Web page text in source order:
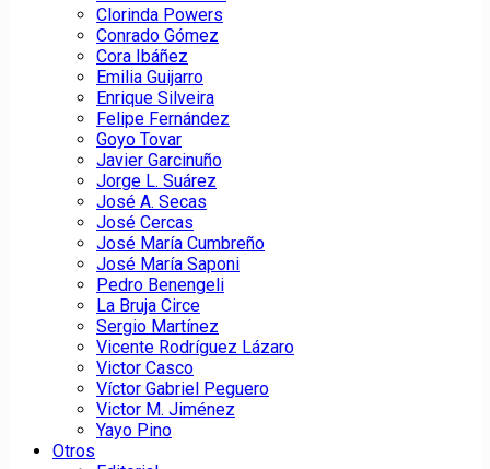
Clorinda Powers
Conrado Gómez
Cora Ibáñez
Emilia Guijarro
Enrique Silveira
Felipe Fernández
Goyo Tovar
Javier Garcinuño
Jorge L. Suárez
José A. Secas
José Cercas
José María Cumbreño
José María Saponi
Pedro Benengeli
La Bruja Circe
Sergio Martínez
Vicente Rodríguez Lázaro
Victor Casco
Víctor Gabriel Peguero
Victor M. Jiménez
Yayo Pino
Otros